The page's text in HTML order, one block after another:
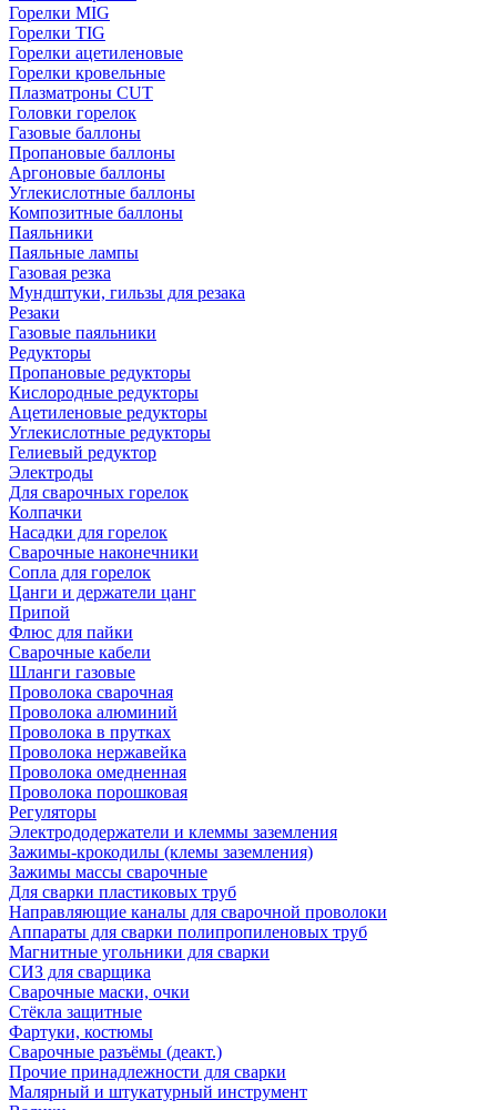
Горелки MIG
Горелки TIG
Горелки ацетиленовые
Горелки кровельные
Плазматроны CUT
Головки горелок
Газовые баллоны
Пропановые баллоны
Аргоновые баллоны
Углекислотные баллоны
Композитные баллоны
Паяльники
Паяльные лампы
Газовая резка
Мундштуки, гильзы для резака
Резаки
Газовые паяльники
Редукторы
Пропановые редукторы
Кислородные редукторы
Ацетиленовые редукторы
Углекислотные редукторы
Гелиевый редуктор
Электроды
Для сварочных горелок
Колпачки
Насадки для горелок
Сварочные наконечники
Сопла для горелок
Цанги и держатели цанг
Припой
Флюс для пайки
Сварочные кабели
Шланги газовые
Проволока сварочная
Проволока алюминий
Проволока в прутках
Проволока нержавейка
Проволока омедненная
Проволока порошковая
Регуляторы
Электрододержатели и клеммы заземления
Зажимы-крокодилы (клемы заземления)
Зажимы массы сварочные
Для сварки пластиковых труб
Направляющие каналы для сварочной проволоки
Аппараты для сварки полипропиленовых труб
Магнитные угольники для сварки
СИЗ для сварщика
Сварочные маски, очки
Стёкла защитные
Фартуки, костюмы
Сварочные разъёмы (деакт.)
Прочие принадлежности для сварки
Малярный и штукатурный инструмент